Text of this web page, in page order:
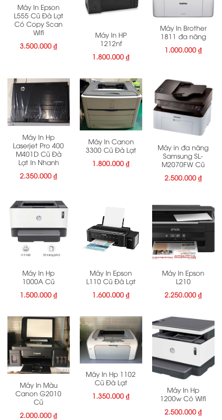
Máy In Epson
L555 Cũ Đà Lạt
Có Copy Scan
Wifi
3.500.000₫
Máy In HP
1212nf
1.800.000₫
Máy In Brother
1811 đa năng
1.000.000₫
Máy In Hp
Laserjet Pro 400
M401D Cũ Đà
Lạt In Nhanh
2.350.000₫
Máy In Canon
3300 Cũ Đà Lạt
1.800.000₫
Máy in đa năng
Samsung SL-
M2070FW Cũ
2.500.000₫
Máy In Hp
1000A Cũ
1.500.000₫
Máy In Epson
L110 Cũ Đà Lạt
1.600.000₫
Máy In Epson
L210
2.250.000₫
Máy In Màu
Canon G2010
Cũ
2.000.000₫
Máy In Hp 1102
Cũ Đà Lạt
1.350.000₫
Máy In Hp
1200w Có Wifi
2.500.000₫